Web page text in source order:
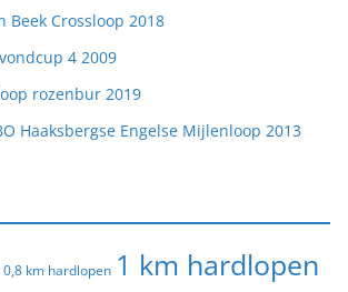
Beek Crossloop 2018
4 2009
rozenbur 2019
Haaksbergse Engelse Mijlenloop 2013
0,8 km hardlopen 1 km hardlopen